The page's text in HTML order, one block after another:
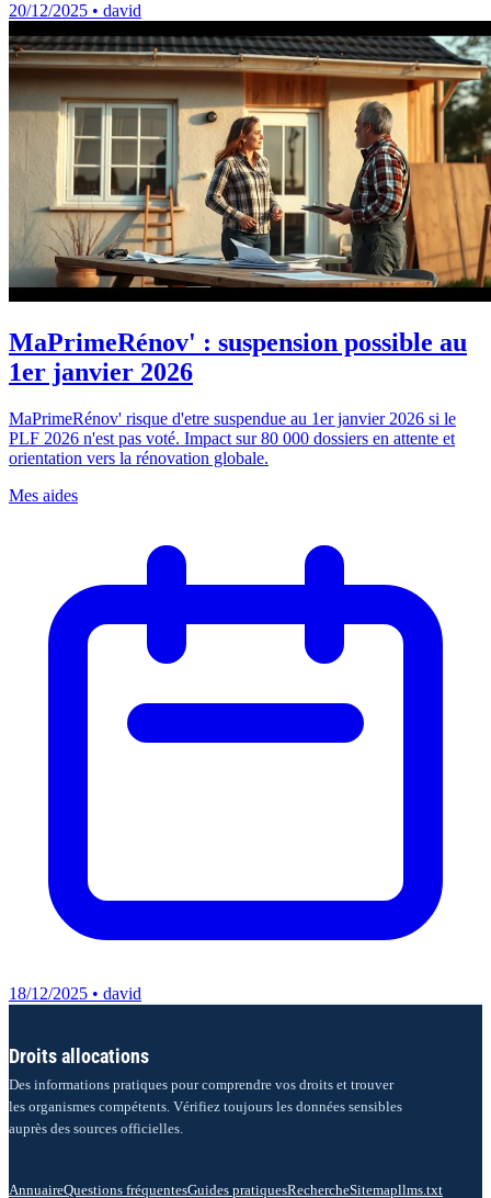
20/12/2025 • david
MaPrimeRénov' : suspension possible au
1er janvier 2026
MaPrimeRénov' risque d'etre suspendue au 1er janvier 2026 si le
PLF 2026 n'est pas voté. Impact sur 80 000 dossiers en attente et
orientation vers la rénovation globale.
Mes aides
18/12/2025 • david
Droits allocations
Des informations pratiques pour comprendre vos droits et trouver
les organismes compétents. Vérifiez toujours les données sensibles
auprès des sources officielles.
AnnuaireQuestions fréquentesGuides pratiquesRechercheSitemapllms.txt